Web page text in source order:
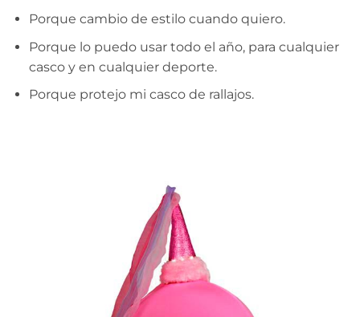
Porque cambio de estilo cuando quiero.
Porque lo puedo usar todo el año, para cualquier
casco y en cualquier deporte.
Porque protejo mi casco de rallajos.